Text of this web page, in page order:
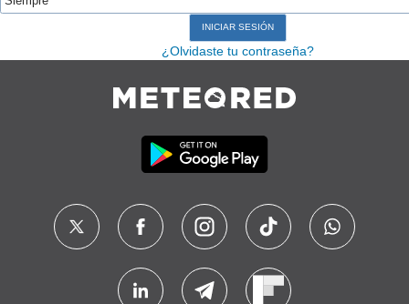
¿Olvidaste tu contraseña?